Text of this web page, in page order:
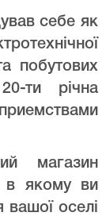
себе як
побутових
ти річна
магазин
в якому ви
вашої оселі